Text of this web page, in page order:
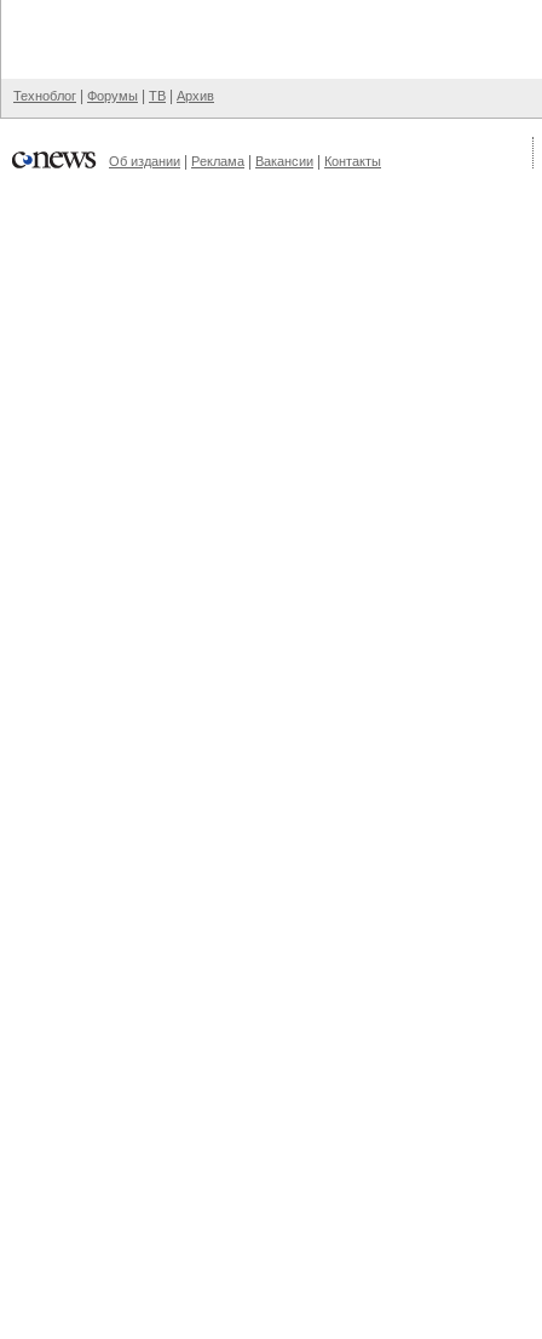
Техноблог Форумы ТВ Архив
Об издании Реклама Вакансии Контакты